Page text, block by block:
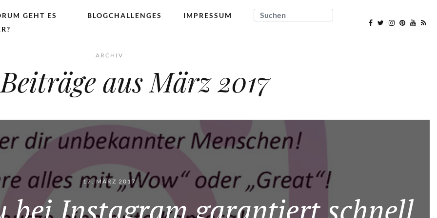
GEHT ES
BLOGCHALLENGES IMPRESSUM SUCHEN
ARCHIV
ausMärz 2017
17. MÄRZ 2017
bei Instagram garantiert schnell